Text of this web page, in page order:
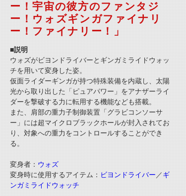
ー！宇宙の彼方のファンタジ
ー！ウォズギンガファイナリ
ー！ファイナリー！」
■説明
ウォズがビヨンドライバーとギンガミライドウォッ
チを用いて変身した姿。
仮面ライダーギンガが持つ特殊装備を内蔵し、太陽
光から取り出した「ピュアパワー」をアナザーライ
ダーを撃破する力に転用する機能なども搭載。
また、肩部の重力子制御装置「グラビコンソーサ
ー」には超マイクロブラックホールが封入されてお
り、対象への重力をコントロールすることができ
る。
変身者： ウォズ
変身時に使用するアイテム： ビヨンドライバー ／ギ
ンガミライドウォッチ